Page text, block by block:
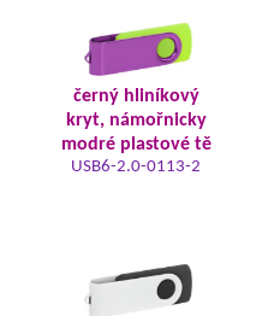
černý hliníkový
kryt, námořnicky
modré plastové tě
USB6-2.0-0113-2